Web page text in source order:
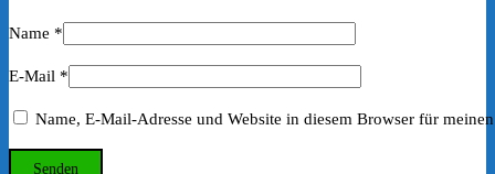
Name *
E-Mail *
Name, E-Mail-Adresse und Website in diesem Browser für